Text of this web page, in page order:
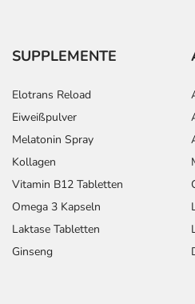
SUPPLEMENTE
Elotrans Reload
Eiweißpulver
Melatonin Spray
Kollagen
Vitamin B12 Tabletten
Omega 3 Kapseln
Laktase Tabletten
Ginseng